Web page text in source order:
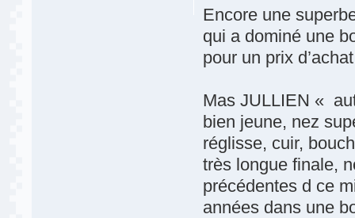
Encore une
qui a dominé une
pour un prix
Mas JULLIEN «
bien jeune, nez
réglisse, cuir,
très longue finale,
précédentes d ce
années dans une